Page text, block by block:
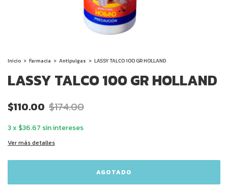
Inicio > Farmacia > Antipulgas > LASSY TALCO 100 GR HOLLAND
LASSY TALCO 100 GR HOLLAND
$110.00 $174.00
3x $36.67 sin intereses
Ver más detalles